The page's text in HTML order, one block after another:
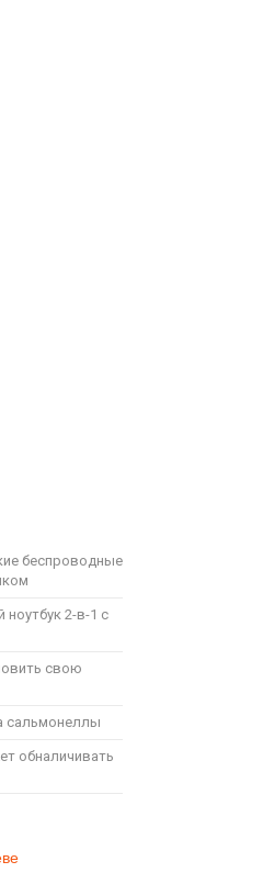
беспроводные
ноутбук 2-в-1 с
свою
сальмонеллы
обналичивать